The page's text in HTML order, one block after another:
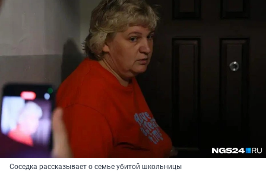
Соседка рассказывает о семье убитой школьницы